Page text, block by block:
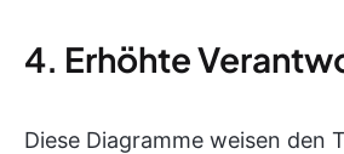
4. Erhöhte
Diese Diagramme weisen den